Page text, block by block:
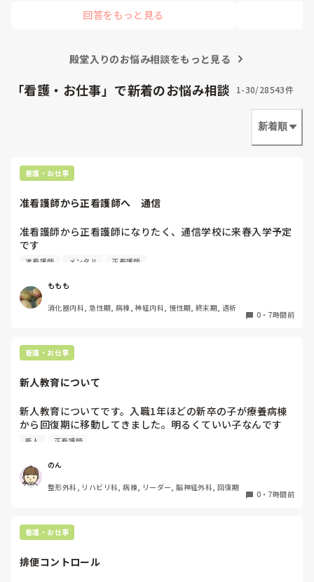
対そっちにしてると思うので良い買い物され
回答をもっと見る
市長さんは、
患者さんに迷
夫、
殿堂入りのお悩み相談をもっと見る
「看護・お仕事」で新着のお悩み相談 1-30/28543件
新着順
看護・お仕事
准看護師から正看護師へ　通信
准看護師から正看護師になりたく、通信学校に来春入学予定
です
不安な事が複数あり、質問させていただきたいです
・現在片道1時間の通勤時間、派遣で病棟勤務してます。し
かし職場環境はよくなく通信学校に通いながらここで働くの
・現在の居住地がドがつく田舎で近くには小さな町立病院し
かない
・町立病院で働きながら通信学校に行くしかないと考えてま
すが、どうしても正社員で働くのは不安です
（田舎特有の人間関係、道を歩けば知り合いに会う、正社員
で入ってしまったら夜勤あり、今までの経験から夜勤すると
のに人間関係に悩まされるのはもうこりごり
・何より正社員やりながら膨大なレポート、遠方への実習、
・不安障害、ストレスで悪化しがちな婦人科疾患持ちで、両
准看護師 メンタル 正看護師
ももも
消化器内科, 急性期, 病棟, 神経内科, 慢性期, 終末期, 透析
0・ 7時間前
看護・お仕事
新人教育について
新人教育についてです。入職1年ほどの新卒の子が療養病棟
から回復期に移動してきました。明るくていい子なんです
が、自分で判断するということができないというか、責任を
たり、指示を仰いでくれることはいいことなんですが、坐薬
を入れるかどうかとか、患者さんの状態を見てそろそろ自分
で判断して欲しいと思っています。が、なかなかうまく伝わ
あります。どういう指導をしていくのが伝わるのでしょう
か。
新人 正看護師
のん
整形外科, リハビリ科, 病棟, リーダー, 脳神経外科, 回復期
0・ 7時間前
看護・お仕事
排便コントロール